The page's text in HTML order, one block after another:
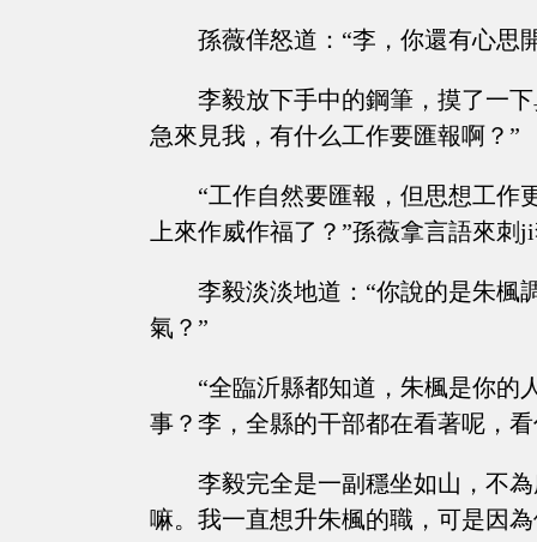
孫薇佯怒道：“李，你還有心思
李毅放下手中的鋼筆，摸了一
急來見我，有什么工作要匯報啊？”
“工作自然要匯報，但思想工作
上來作威作福了？”孫薇拿言語來刺
李毅淡淡地道：“你說的是朱楓
氣？”
“全臨沂縣都知道，朱楓是你的
事？李，全縣的干部都在看著呢，
李毅完全是一副穩坐如山，不
嘛。我一直想升朱楓的職，可是因